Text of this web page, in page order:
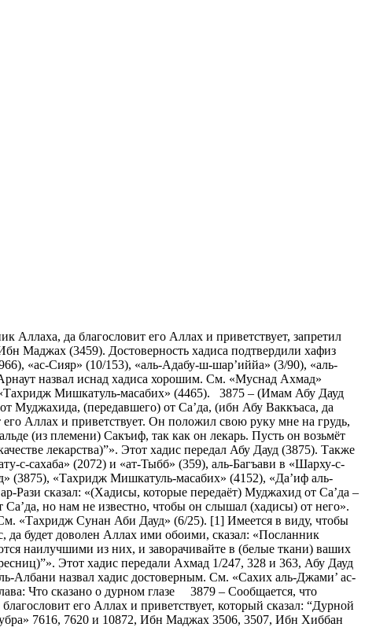
да благословит его Аллах и приветствует, запретил
Маджах (3459). Достоверность хадиса подтвердили хафиз
«ас-Сияр» (10/153), «аль-Адабу-ш-шар’иййа» (3/90), «аль-
назвал иснад хадиса хорошим. См. «Муснад Ахмад»
Мишкатуль-масабих» (4465). 3875 – (Имам Абу Дауд
Муджахида, (передавшего) от Са’да, (ибн Абу Ваккъаса, да
Аллах и приветствует. Он положил свою руку мне на грудь,
(из племени) Сакъиф, так как он лекарь. Пусть он возьмёт
лекарства)”». Этот хадис передал Абу Дауд (3875). Также
с-сахаба» (2072) и «ат-Тыбб» (359), аль-Багъави в «Шарху-с-
(3875), «Тахридж Мишкатуль-масабих» (4152), «Да’иф аль-
Рази сказал: «(Хадисы, которые передаёт) Муджахид от Са’да –
но нам не известно, чтобы он слышал (хадисы) от него».
«Тахридж Сунан Аби Дауд» (6/25). [1] Имеется в виду, чтобы
будет доволен Аллах ими обоими, сказал: «Посланник
наилучшими из них, и заворачивайте в (белые ткани) ваших
Этот хадис передали Ахмад 1/247, 328 и 363, Абу Дауд
назвал хадис достоверным. См. «Сахих аль-Джами’ ас-
Что сказано о дурном глазе 3879 – Сообщается, что
его Аллах и приветствует, который сказал: “Дурной
7616, 7620 и 10872, Ибн Маджах 3506, 3507, Ибн Хиббан